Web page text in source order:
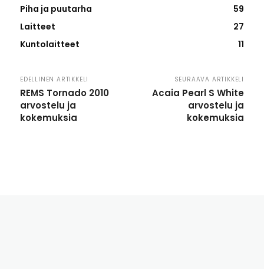
Piha ja puutarha
59
Laitteet
27
Kuntolaitteet
11
EDELLINEN ARTIKKELI
REMS Tornado 2010
arvostelu ja
kokemuksia
SEURAAVA ARTIKKELI
Acaia Pearl S White
arvostelu ja
kokemuksia